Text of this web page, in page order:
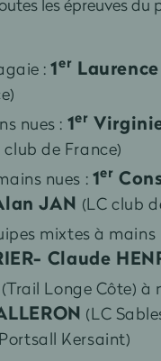
les épreuves
:1er
nues : 1er
club de France)
nues : 1er
JAN (LC club
mixtes à mains
Claude
Longe Côte) à
(LC
Kersaint)